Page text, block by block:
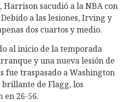
Harrison sacudió a la NBA con
a las lesiones, Irving y
dos cuartos y medio.
al inicio de la temporada
y una nueva lesión de
fue traspasado a Washington
brillante de Flagg, los
26-56.